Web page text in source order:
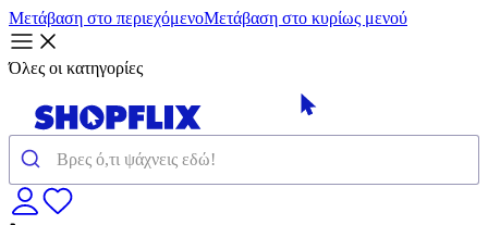
Μετάβαση στο περιεχόμενοΜετάβαση στο κυρίως μενού
Όλες οι κατηγορίες